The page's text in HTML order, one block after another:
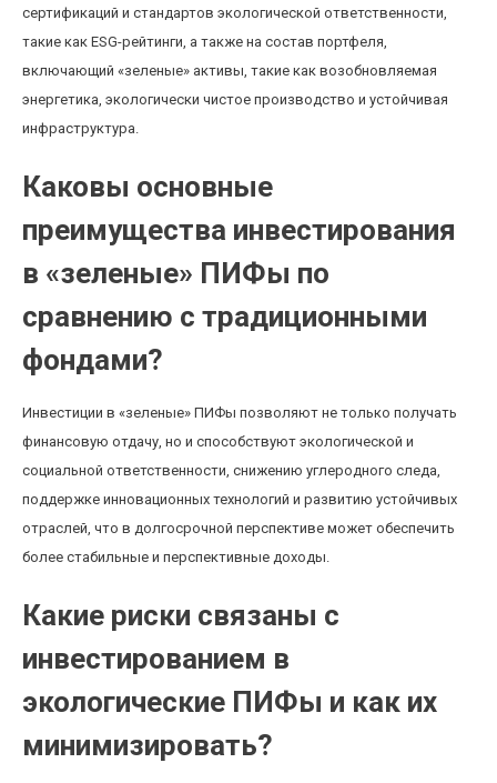
сертификаций и стандартов экологической ответственности,
такие как ESG-рейтинги, а также на состав портфеля,
включающий «зеленые» активы, такие как возобновляемая
энергетика, экологически чистое производство и устойчивая
инфраструктура.
Каковы основные
преимущества инвестирования
в «зеленые» ПИФы по
сравнению с традиционными
фондами?
Инвестиции в «зеленые» ПИФы позволяют не только получать
финансовую отдачу, но и способствуют экологической и
социальной ответственности, снижению углеродного следа,
поддержке инновационных технологий и развитию устойчивых
отраслей, что в долгосрочной перспективе может обеспечить
более стабильные и перспективные доходы.
Какие риски связаны с
инвестированием в
экологические ПИФы и как их
минимизировать?